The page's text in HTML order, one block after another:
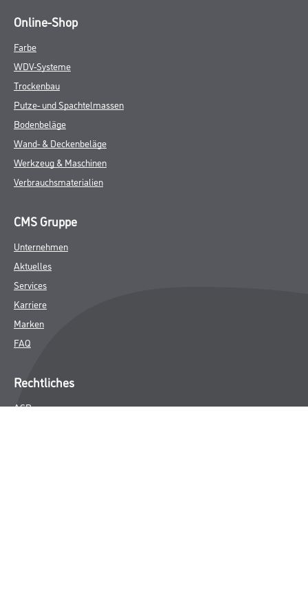
Online-Shop
Farbe
WDV-Systeme
Trockenbau
Putze- und Spachtelmassen
Bodenbeläge
Wand- & Deckenbeläge
Werkzeug & Maschinen
Verbrauchsmaterialien
CMS Gruppe
Unternehmen
Aktuelles
Services
Karriere
Marken
FAQ
Rechtliches
AGB